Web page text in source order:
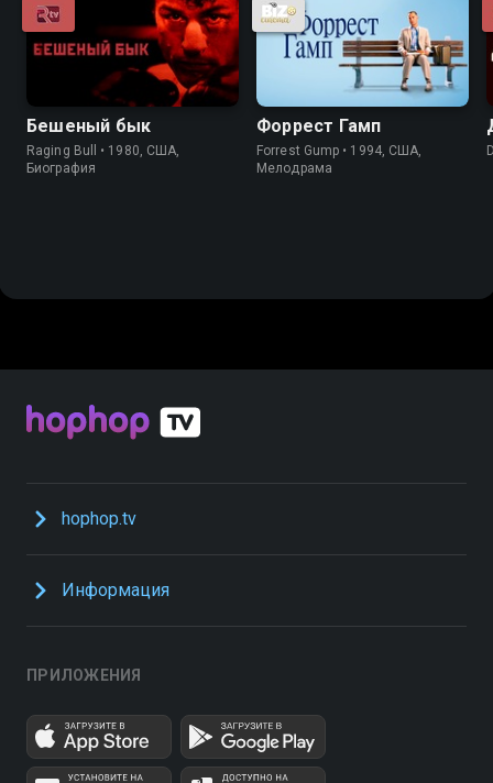
Бешеный бык
Raging Bull • 1980, США,
Биография
Форрест Гамп
Forrest Gump • 1994, США,
Мелодрама
hophop.tv
Информация
ПРИЛОЖЕНИЯ